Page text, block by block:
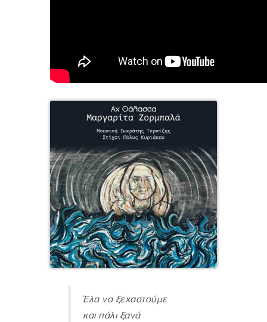
Έλα να ξεχαστούμε
και πάλι ξανά